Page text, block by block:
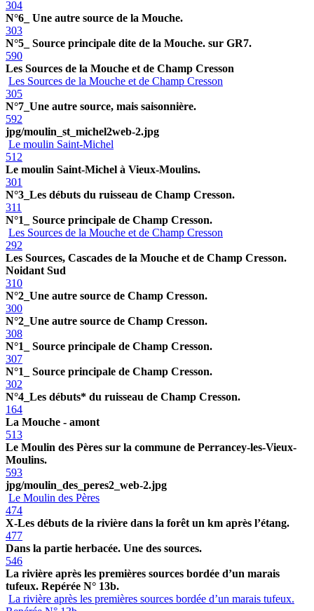
304
N°6_ Une autre source de la Mouche.
303
N°5_ Source principale dite de la Mouche. sur GR7.
590
Les Sources de la Mouche et de Champ Cresson
Les Sources de la Mouche et de Champ Cresson
305
N°7_Une autre source, mais saisonnière.
592
jpg/moulin_st_michel2web-2.jpg
Le moulin Saint-Michel
512
Le moulin Saint-Michel à Vieux-Moulins.
301
N°3_Les débuts du ruisseau de Champ Cresson.
311
N°1_ Source principale de Champ Cresson.
Les Sources de la Mouche et de Champ Cresson
292
Les Sources, Cascades de la Mouche et de Champ Cresson.
Noidant Sud
310
N°2_Une autre source de Champ Cresson.
300
N°2_Une autre source de Champ Cresson.
308
N°1_ Source principale de Champ Cresson.
307
N°1_ Source principale de Champ Cresson.
302
N°4_Les débuts* du ruisseau de Champ Cresson.
164
La Mouche - amont
513
Le Moulin des Pères sur la commune de Perrancey-les-Vieux-
Moulins.
593
jpg/moulin_des_peres2_web-2.jpg
Le Moulin des Pères
474
X-Les débuts de la rivière dans la forêt un km après l’étang.
477
Dans la partie herbacée. Une des sources.
546
La rivière après les premières sources bordée d’un marais
tufeux. Repérée N° 13b.
La rivière après les premières sources bordée d’un marais tufeux.